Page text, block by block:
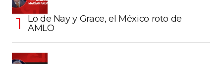
Lo de Nay y Grace, el México roto de
AMLO